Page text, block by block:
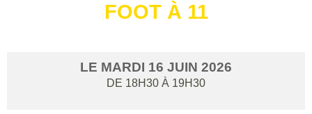
FOOT À 11
LE MARDI 16 JUIN 2026
DE 18H30 À 19H30